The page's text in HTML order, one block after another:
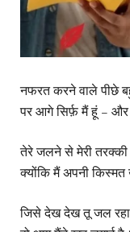
नफरत करने वाले पीछे
पर आगे सिर्फ़ मैं हूं – और
तेरे जलने से मेरी
क्योंकि मैं अपनी
जिसे देख देख तू जल